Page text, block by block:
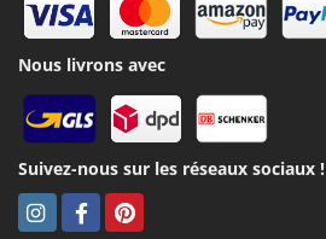
Nous livrons avec
Suivez-nous sur les réseaux sociaux !